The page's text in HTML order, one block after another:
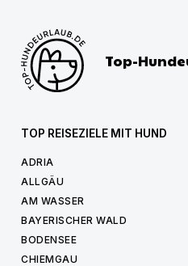
Top-
TOP REISEZIELE MIT HUND
ADRIA
ALLGÄU
AM WASSER
BAYERISCHER WALD
BODENSEE
CHIEMGAU